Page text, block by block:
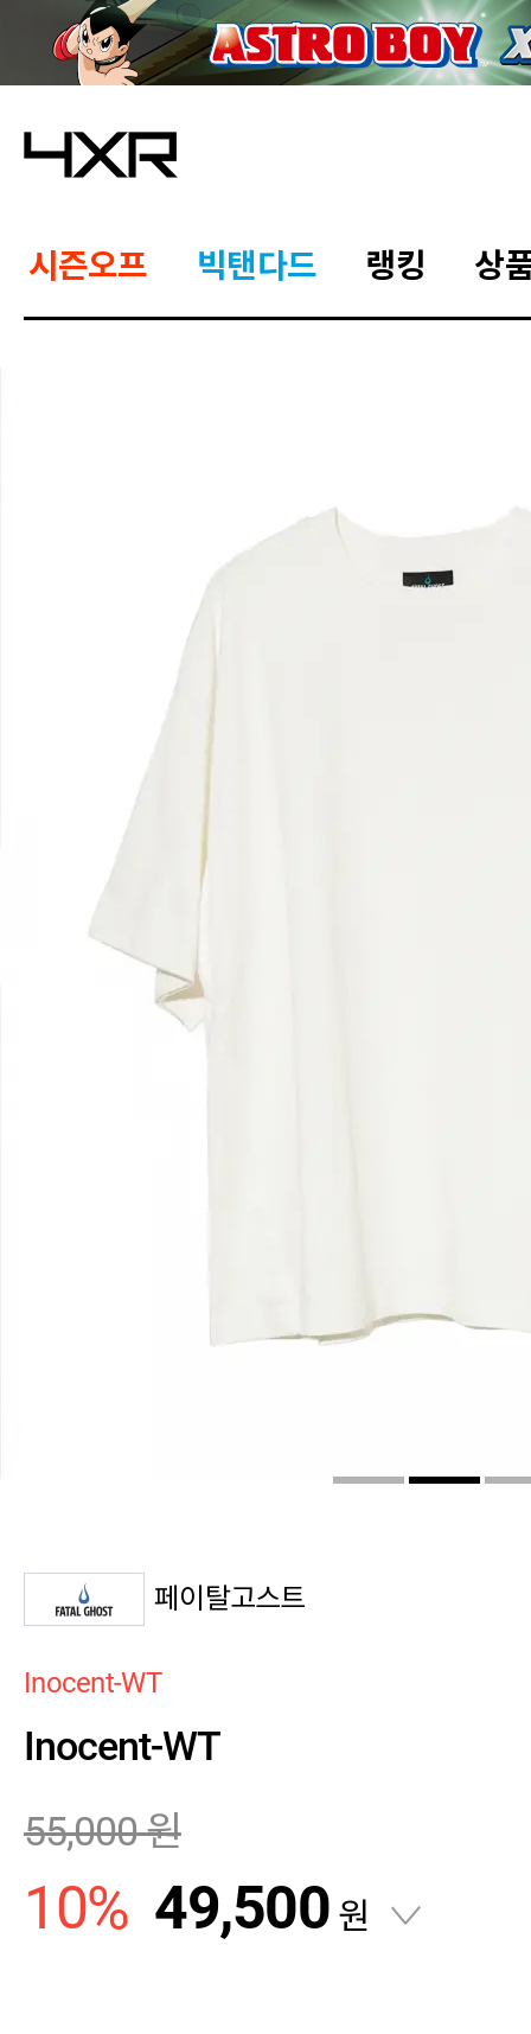
시즌오프 빅탠다드 랭킹 상
페이탈고스트
Inocent-WT
Inocent-WT
55,000원
10% 49,500 원